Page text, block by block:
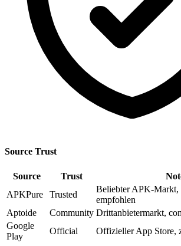
Source Trust
Source Trust
APKPure
Trusted
Beliebter APK-Markt,
empfohlen
Aptoide
Community Drittanbietermarkt,
Google
Play
Official Offizieller App Store,